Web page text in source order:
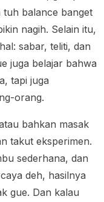
tuh balance banget
nagih. Selain itu,
sabar, teliti, dan
juga belajar bahwa
tapi juga
orang.
bahkan masak
takut eksperimen.
sederhana, dan
deh, hasilnya
gue. Dan kalau